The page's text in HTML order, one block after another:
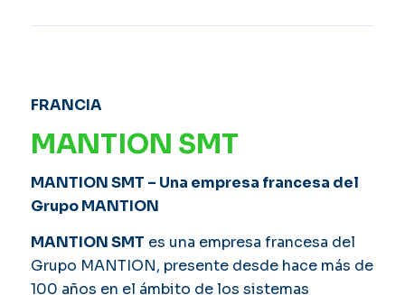
FRANCIA
MANTION SMT
MANTION SMT – Una empresa francesa del
Grupo MANTION
MANTION SMT es una empresa francesa del
Grupo MANTION, presente desde hace más de
100 años en el ámbito de los sistemas